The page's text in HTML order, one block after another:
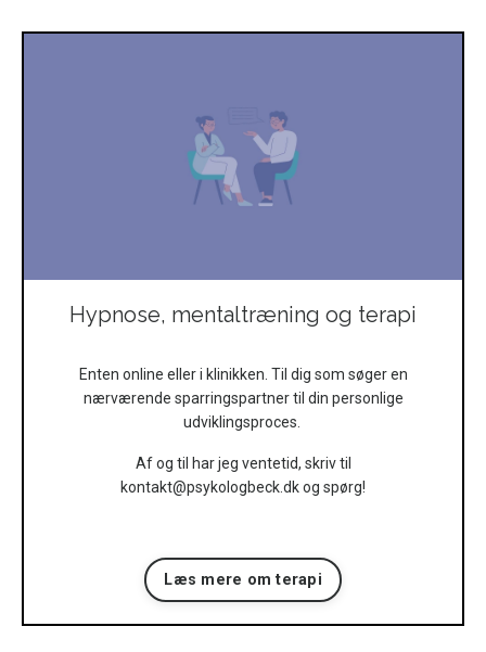
Hypnose, mentaltræning og terapi
Enten online eller i klinikken. Til dig som søger en
nærværende sparringspartner til din personlige
udviklingsproces.
Af og til har jeg ventetid, skriv til
kontakt@psykologbeck.dkog spørg!
Læs mere om terapi